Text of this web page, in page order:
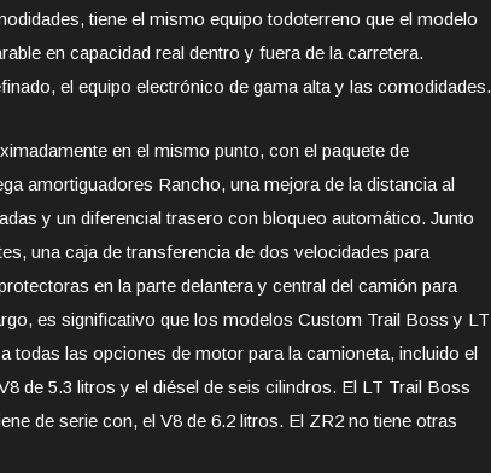
tiene el mismo equipo todoterreno que el modelo
en capacidad real dentro y fuera de la carretera.
el equipo electrónico de gama alta y las comodidades.
en el mismo punto, con el paquete de
amortiguadores Rancho, una mejora de la distancia al
y un diferencial trasero con bloqueo automático. Junto
una caja de transferencia de dos velocidades para
en la parte delantera y central del camión para
es significativo que los modelos Custom Trail Boss y LT
todas las opciones de motor para la camioneta, incluido el
de 5.3 litros y el diésel de seis cilindros. El LT Trail Boss
de serie con, el V8 de 6.2 litros. El ZR2 no tiene otras